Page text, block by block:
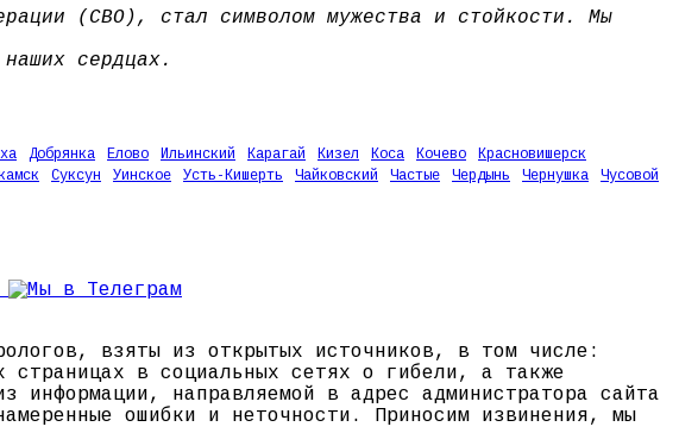
(СВО), стал символом мужества и стойкости. Мы
сердцах.
Добрянка Елово Ильинский Карагай Кизел Коса Кочево
Красновишерск
Суксун Уинское Усть-Кишерть Чайковский Частые Чердынь Чернушка
Чусовой
взяты из открытых источников, в том числе:
страницах в социальных сетях о гибели, а также
направляемой в адрес администратора сайта
ошибки и неточности. Приносим извинения, мы